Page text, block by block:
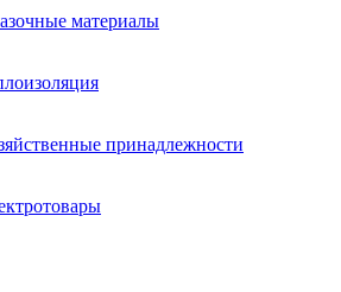
материалы
принадлежности